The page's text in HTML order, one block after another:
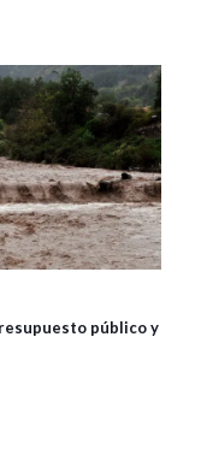
público y